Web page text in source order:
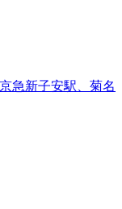
急新子安駅、菊名